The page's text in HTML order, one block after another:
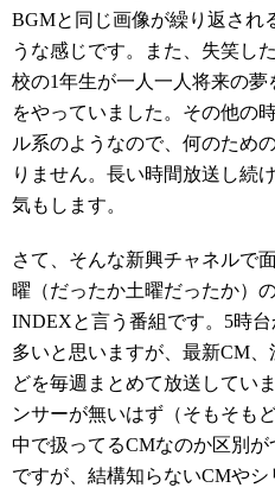
BGMと同じ画像が繰り返され
うな感じです。また、失笑し
校の1年生が一人一人将来の
をやっていました。その他の
ル系のようなので、何のため
りません。長い時間放送し続
気もします。
さて、そんな新興チャネルで
曜（だったか土曜だったか）
INDEXと言う番組です。5時
多いと思いますが、最新CM
どを毎週まとめて放送してい
ンサーが無いはず（そもそも
中で扱ってるCMなのか区別が
ですが、結構知らないCMや